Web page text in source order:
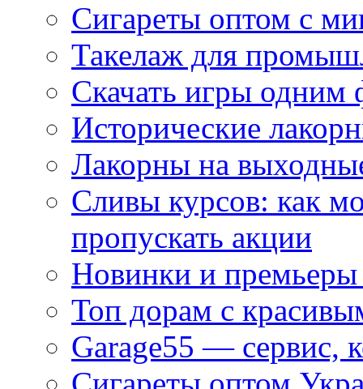
Сигареты оптом с
Такелаж для
Скачать игры одним
Исторические
Лакорны на
Сливы курсов: как
пропускать акции
Новинки и
Топ дорам с
Garage55 — сервис,